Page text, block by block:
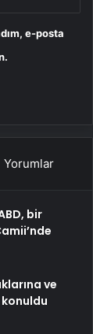
e-posta
Yorumlar
bir
ve